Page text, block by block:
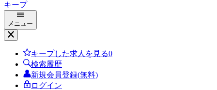
キープ
メニュー
キープした求人を見る0
検索履歴
新規会員登録(無料)
ログイン